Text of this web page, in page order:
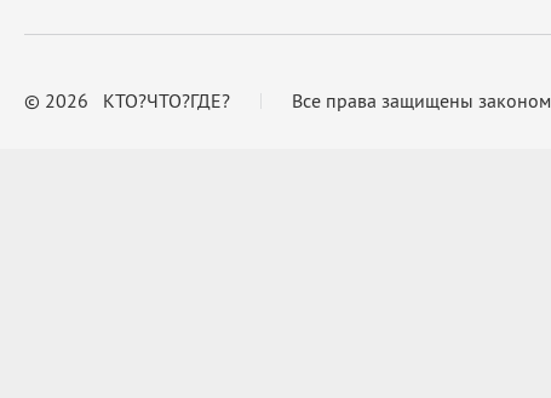
© 2026 КТО?ЧТО?ГДЕ? Все права защищены законом